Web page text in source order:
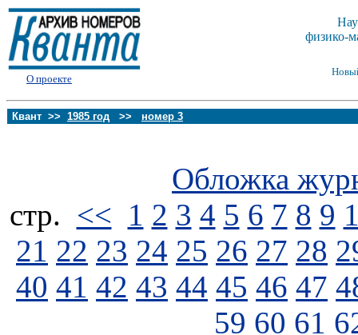
О проекте
физико-
Квант >> 1985 год >> номер 3
Обложка
стp. << 1 2 3 4 5 6 7 8 9
21 22 23 24 25 26 27 28
40 41 42 43 44 45 46 47
59 60 61